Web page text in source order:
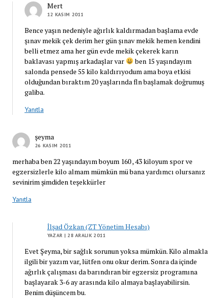
Mert
12 KASIM 2011
Bence yaşın nedeniyle ağırlık kaldırmadan başlama evde
şınav mekik çek derim her gün şınav mekik hemen kendini
belli etmez ama her gün evde mekik çekerek karın
baklavası yapmış arkadaşlar var
ben 15 yaşındayım
salonda pensede 55 kilo kaldırıyodum ama boya etkisi
olduğundan bıraktım 20 yaşlarında fln başlamak doğrumuş
galiba.
Yanıtla
şeyma
26 KASIM 2011
merhaba ben 22 yaşındayım boyum 160 , 43 kiloyum spor ve
egzersizlerle kilo almam mümkün mü bana yardımcı olursanız
sevinirim şimdiden teşekkürler
Yanıtla
İlşad Özkan (ZT Yönetim Hesabı)
YAZAR | 28 ARALIK 2011
Evet Şeyma, bir sağlık sorunun yoksa mümkün. Kilo almakla
ilgili bir yazım var, lütfen onu okur derim. Sonra da içinde
ağırlık çalışması da barındıran bir egzersiz programına
başlayarak 3-6 ay arasında kilo almaya başlayabilirsin.
Benim düşüncem bu.